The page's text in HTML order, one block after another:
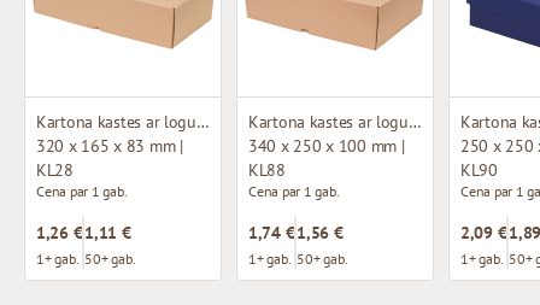
Kartona kastes ar logu (mikrogofras)
320 x 165 x 83 mm |
KL28
Cena par 1 gab.
1,26 €
1+ gab.
1,11 €
50+ gab.
Kartona kastes ar logu (mikrogofras)
340 x 250 x 100 mm |
KL88
Cena par 1 gab.
1,74 €
1+ gab.
1,56 €
50+ gab.
250 x 250
KL90
Cena par 1
2,09 €
1+ gab. 50+